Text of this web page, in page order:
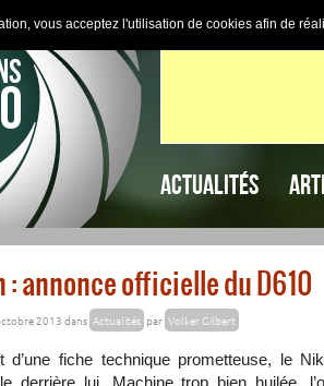
ACTUALITÉS
: annonce officielle du D610
2013 dans Actualités par Volker Gilbert
d’une fiche technique prometteuse, le
derrière lui. Machine trop bien huilée,
vous acceptez l'utilisation de cookies afin de